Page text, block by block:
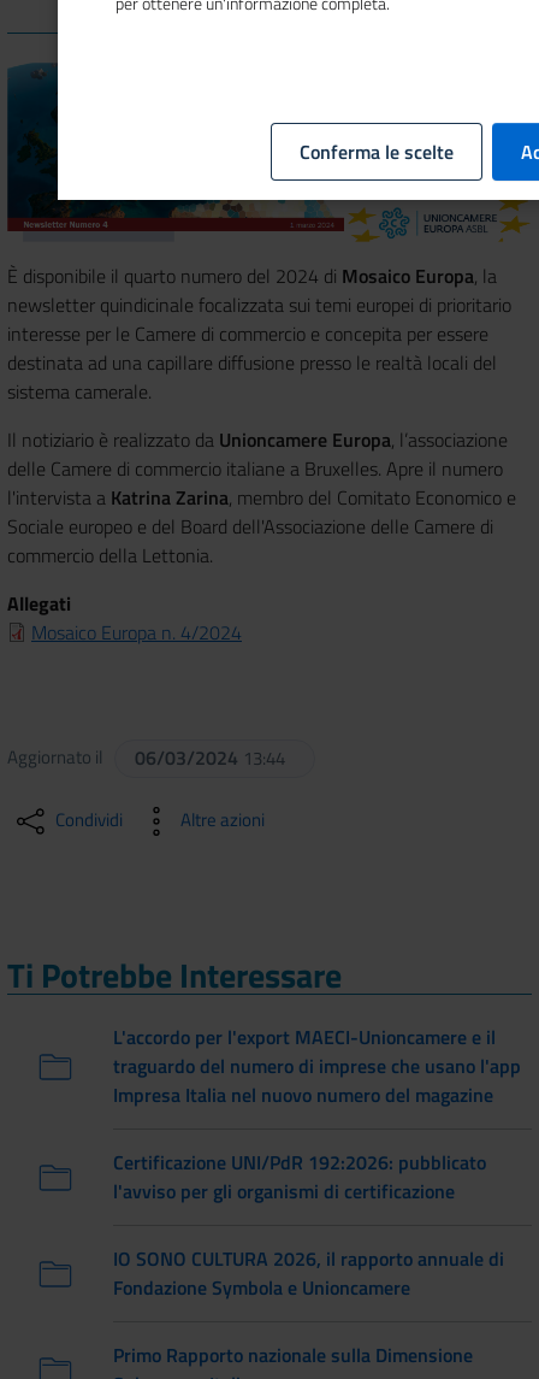
È disponibile il quarto numero del 2024 di Mosaico Europa, la
newsletter quindicinale focalizzata sui temi europei di prioritario
interesse per le Camere di commercio e concepita per essere
destinata ad una capillare diffusione presso le realtà locali del
sistema camerale.
Il notiziario è realizzato da Unioncamere Europa, l’associazione
delle Camere di commercio italiane a Bruxelles. Apre il numero
l'intervista a Katrina Zarina, membro del Comitato Economico e
Sociale europeo e del Board dell'Associazione delle Camere di
commercio della Lettonia.
Allegati
Mosaico Europa n. 4/2024
Aggiornato il 06/03/2024 13:44
Condividi Altre azioni
Ti Potrebbe Interessare
L'accordo per l'export MAECI-Unioncamere e il
traguardo del numero di imprese che usano l'app
Impresa Italia nel nuovo numero del magazine
Certificazione UNI/PdR 192:2026: pubblicato
l'avviso per gli organismi di certificazione
IO SONO CULTURA 2026, il rapporto annuale di
Fondazione Symbola e Unioncamere
Primo Rapporto nazionale sulla Dimensione
Conferma le scelte